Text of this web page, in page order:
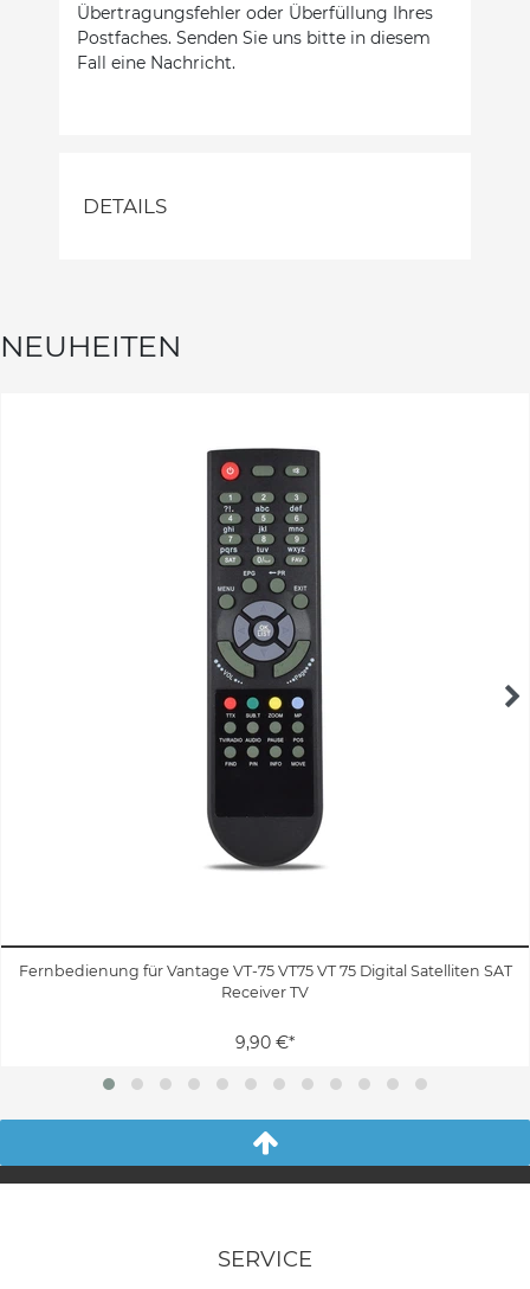
Übertragungsfehler oder Überfüllung Ihres
Postfaches. Senden Sie uns bitte in diesem
Fall eine Nachricht.
DETAILS
NEUHEITEN
Fernbedienung für Vantage VT-75 VT75 VT 75 Digital Satelliten SAT
Receiver TV
9,90 €*
SERVICE